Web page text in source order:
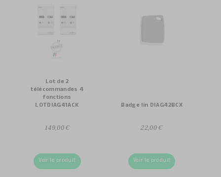
Lot de 2
télécommandes 4
fonctions
LOTDIAG41ACK
149,00 €
Voir le produit
Badge lin DIAG42BCX
22,00 €
Voir le produit